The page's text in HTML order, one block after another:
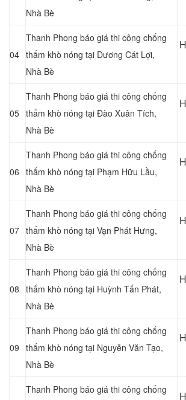
Nhà Bè
04
Thanh Phong báo giá thi công chống
thấm khò nóng tại Dương Cát Lợi,
Nhà Bè
05
Thanh Phong báo giá thi công chống
thấm khò nóng tại Đào Xuân Tích,
Nhà Bè
06
Thanh Phong báo giá thi công chống
thấm khò nóng tại Phạm Hữu Lầu,
Nhà Bè
07
Thanh Phong báo giá thi công chống
thấm khò nóng tại Vạn Phát Hưng,
Nhà Bè
08
Thanh Phong báo giá thi công chống
thấm khò nóng tại Huỳnh Tấn Phát,
Nhà Bè
09
Thanh Phong báo giá thi công chống
thấm khò nóng tại Nguyễn Văn Tạo,
Nhà Bè
Thanh Phong báo giá thi công chống